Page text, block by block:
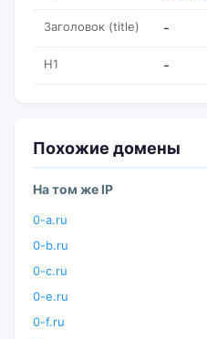
Заголовок (title) -
H1 -
Похожие домены
На том же IP
0-a.ru
0-b.ru
0-c.ru
0-e.ru
0-f.ru